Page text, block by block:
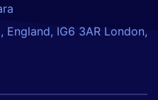
England, IG6 3AR London,